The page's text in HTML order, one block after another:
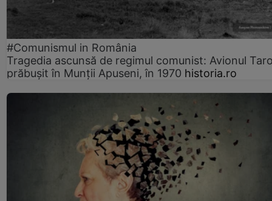
#Comunismul in România
Tragedia ascunsă de regimul comunist: Avionul
prăbușit în Munții Apuseni, în 1970 historia.ro